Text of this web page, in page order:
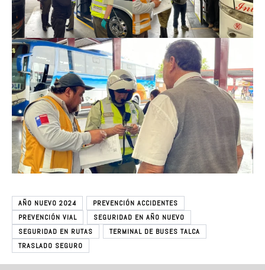
AÑO NUEVO 2024
PREVENCIÓN ACCIDENTES
PREVENCIÓN VIAL
SEGURIDAD EN AÑO NUEVO
SEGURIDAD EN RUTAS
TERMINAL DE BUSES TALCA
TRASLADO SEGURO